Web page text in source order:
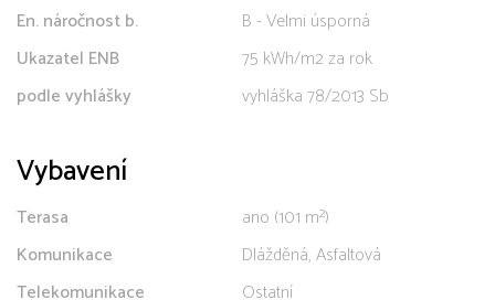
En. náročnost b.
B - Velmi úsporná
Ukazatel ENB
75 kWh/m2 za rok
podle vyhlášky
vyhláška 78/2013 Sb
Vybavení
Terasa
ano (101 m²)
Komunikace
Dlážděná, Asfaltová
Telekomunikace
Ostatní